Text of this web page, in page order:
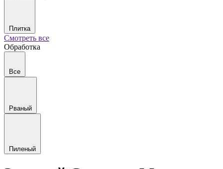
Плитка
Смотреть все
Обработка
Все
Рваный
Пиленый